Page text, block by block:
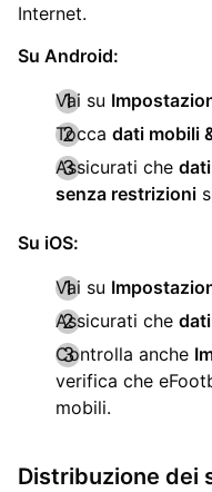
Internet.
Su Android:
Vai su
Tocca dati mobili
Assicurati che
senza restrizioni
Su iOS:
Vai su
Assicurati che
Controlla anche
verifica che
mobili.
Distribuzione dei